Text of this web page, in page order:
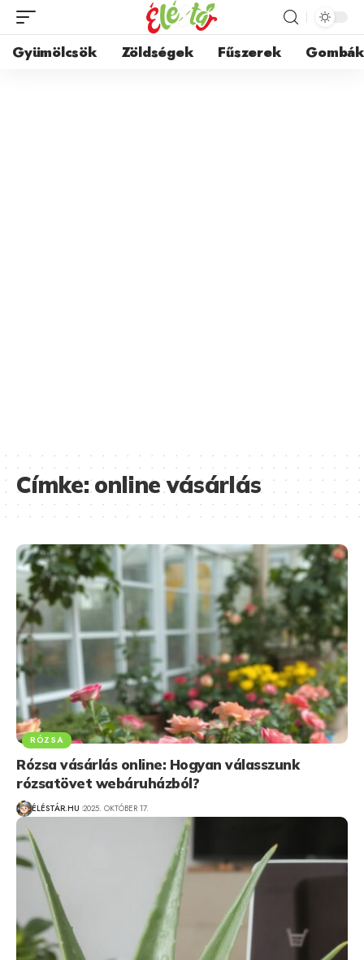
Gyümölcsök Zöldségek Fűszerek Gombák
Címke:online vásárlás
RÓZSA
Rózsa vásárlás online: Hogyan válasszunk
rózsatövet webáruházból?
ÉLÉSTÁR.HU 2025. OKTÓBER 17.